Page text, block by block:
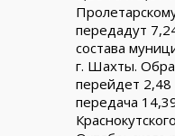
передадут
состава
г. Шахты.
перейдет 2,48
передача